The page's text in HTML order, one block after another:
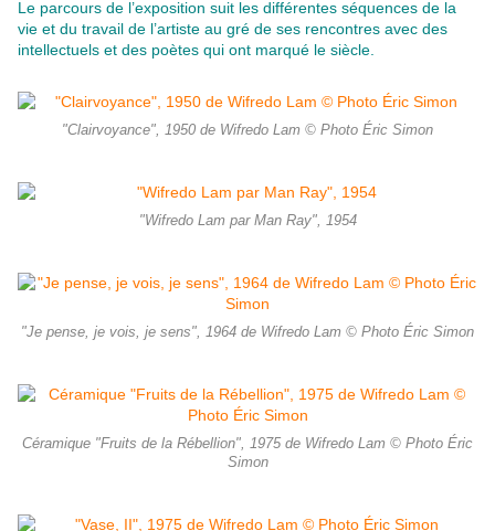
Le parcours de l’exposition suit les différentes séquences de la
vie et du travail de l’artiste au gré de ses rencontres avec des
intellectuels et des poètes qui ont marqué le siècle.
"Clairvoyance", 1950 de Wifredo Lam © Photo Éric Simon
"Wifredo Lam par Man Ray", 1954
"Je pense, je vois, je sens", 1964 de Wifredo Lam © Photo Éric Simon
Céramique "Fruits de la Rébellion", 1975 de Wifredo Lam © Photo Éric
Simon